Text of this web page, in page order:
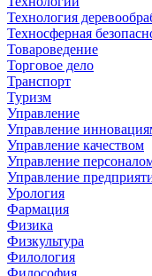
Технология
Техносферная
Товароведение
Торговое дело
Транспорт
Туризм
Управление
Управление
Управление качеством
Управление
Управление
Урология
Фармация
Физика
Физкультура
Филология
Философия